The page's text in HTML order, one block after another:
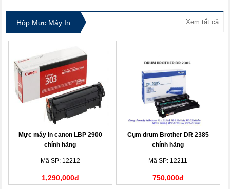
Hộp Mực Máy In Xem tất cả
Mực máy in canon LBP 2900
chính hãng
Mã SP: 12212
1,290,000đ
Cụm drum Brother DR 2385
chính hãng
Mã SP: 12211
750,000đ